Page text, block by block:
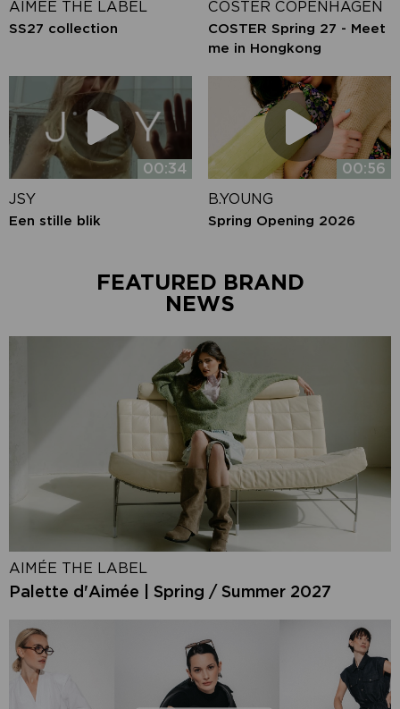
AIMÉE THE LABEL
SS27 collection
COSTER COPENHAGEN
COSTER Spring 27 - Meet
me in Hongkong
00:34
JSY
Een stille blik
00:56
B.YOUNG
Spring Opening 2026
FEATURED BRAND
NEWS
AIMÉE THE LABEL
Palette d'Aimée | Spring / Summer 2027